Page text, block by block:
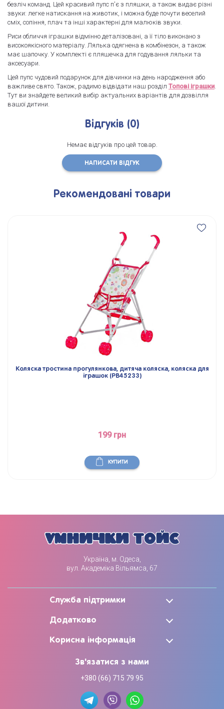
безліч команд. Цей красивий пупс п'є з пляшки, а також видає різні
звуки: легке натискання на животик, і можна буде почути веселий
сміх, сопіння, плач та інші характерні для малюків звуки.
Риси обличчя іграшки відмінно деталізовані, а її тіло виконано з
високоякісного матеріалу. Лялька одягнена в комбінезон, а також
має шапочку. У комплекті є пляшечка для годування ляльки та
аксесуари.
Цей пупс чудовий подарунок для дівчинки на день народження або
важливе свято. Також, радимо відвідати наш розділ Топові іграшки.
Тут ви знайдете великий вибір актуальних варіантів для дозвілля
вашої дитини.
Відгуків (0)
Немає відгуків про цей товар.
НАПИСАТИ ВІДГУК
Рекомендовані товари
Коляска тростина прогулянкова, дитяча коляска, коляска для
іграшок (PB45233)
199 грн
КУПИТИ
Україна, м. Одеса,
вул. Академіка Вільямса, 67
Служба підтримки
Додатково
Корисна інформація
Зв'язатися з нами
+380 (66) 715 79 95